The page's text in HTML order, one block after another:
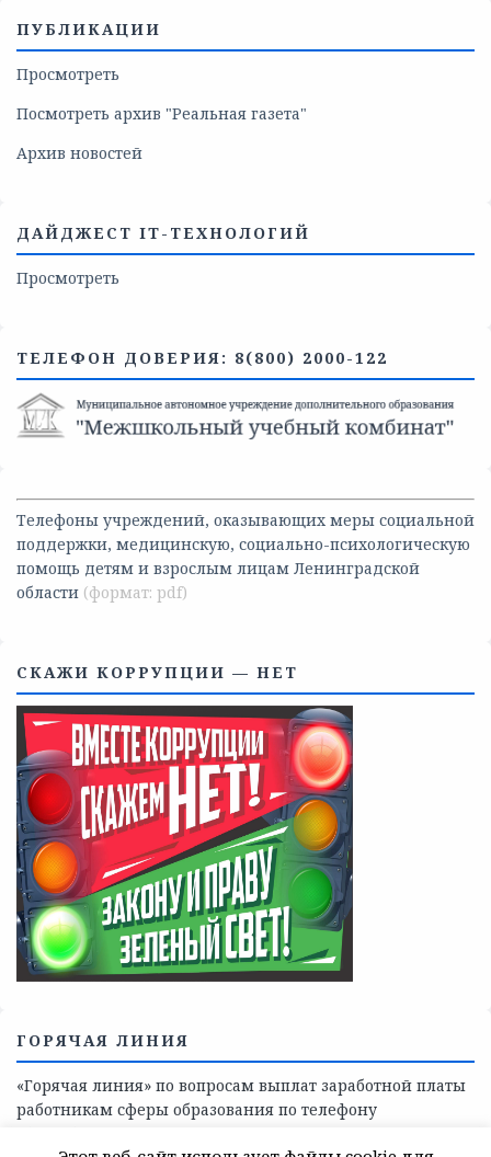
ПУБЛИКАЦИИ
Просмотреть
Посмотреть архив "Реальная газета"
Архив новостей
ДАЙДЖЕСТ IT-ТЕХНОЛОГИЙ
Просмотреть
ТЕЛЕФОН ДОВЕРИЯ: 8(800) 2000-122
Телефоны учреждений, оказывающих меры социальной
поддержки, медицинскую, социально-психологическую
помощь детям и взрослым лицам Ленинградской
области
СКАЖИ КОРРУПЦИИ — НЕТ